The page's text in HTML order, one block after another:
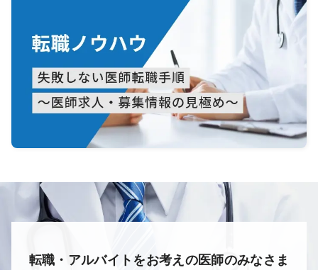
転職・アルバイトをお考えの医師のみなさま